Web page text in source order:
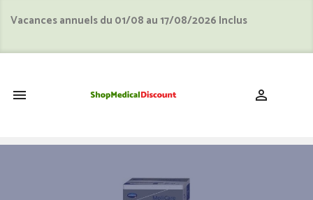
Vacances annuels du 01/08 au 17/08/2026 Inclus
 